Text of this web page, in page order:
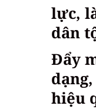
lực,
dân
Đẩy
hiệu